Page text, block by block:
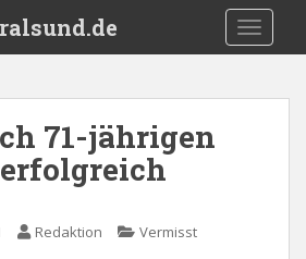
71-jährigen
Redaktion Vermisst